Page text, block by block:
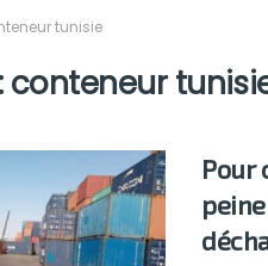
tunisie
conteneur
Pour